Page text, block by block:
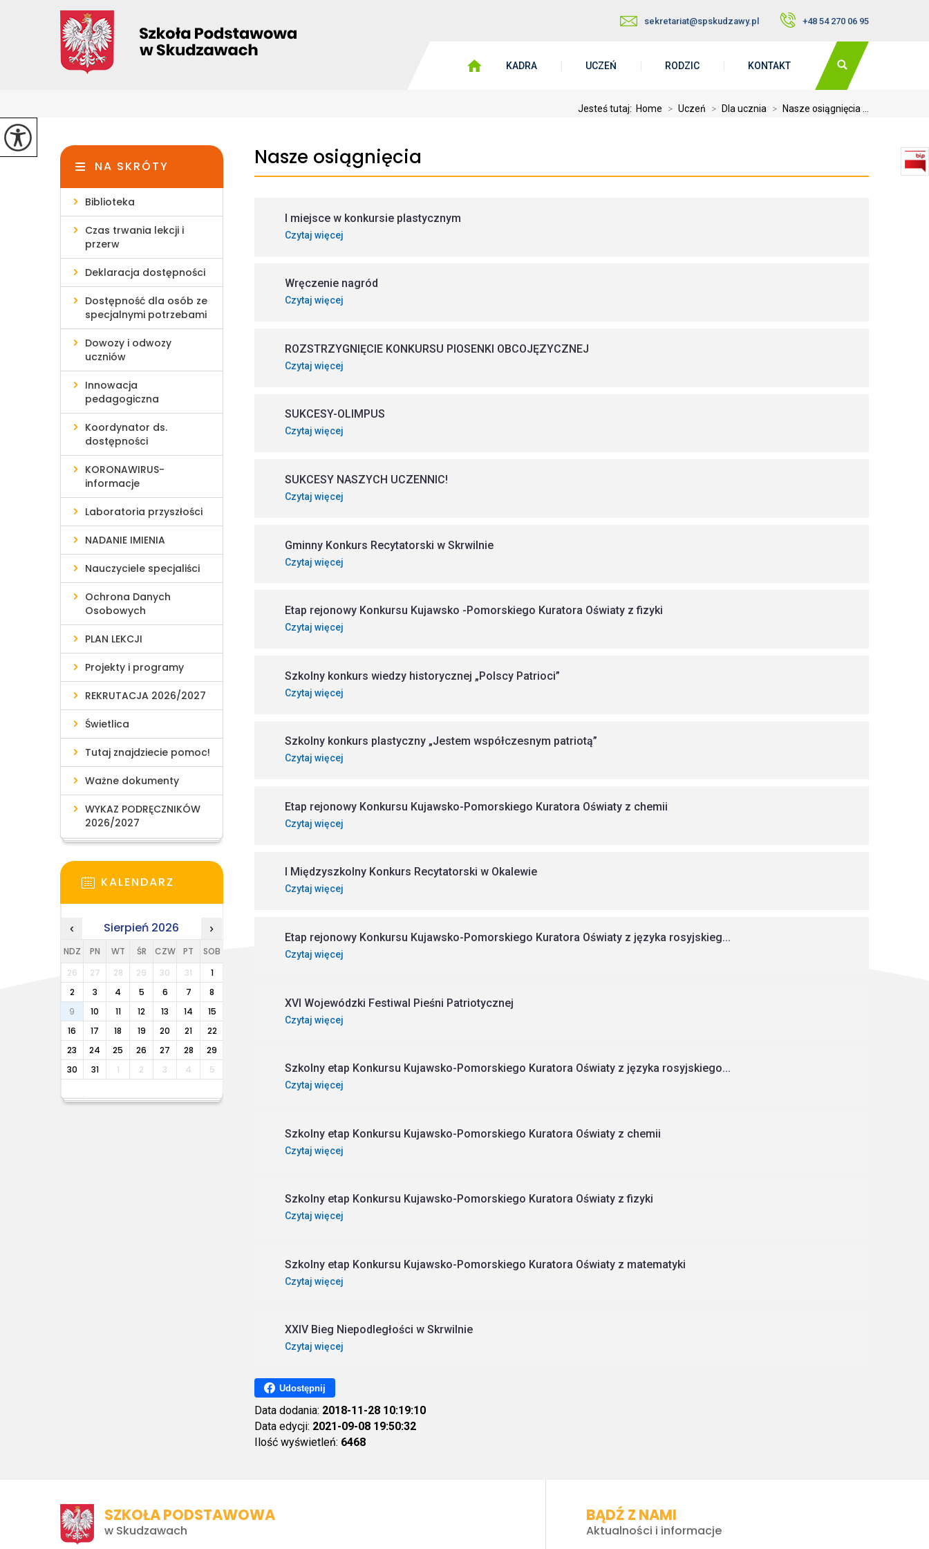
sekretariat@spskudzawy.pl +48 54 270 06 95
KADRA UCZEŃ RODZIC KONTAKT
Jesteś tutaj: Home > Uczeń > Dla ucznia > Nasze osiągnięcia ...
Nasze osiągnięcia
I miejsce w konkursie plastycznym
Czytaj więcej
Wręczenie nagród
Czytaj więcej
ROZSTRZYGNIĘCIE KONKURSU PIOSENKI OBCOJĘZYCZNEJ
Czytaj więcej
SUKCESY-OLIMPUS
Czytaj więcej
SUKCESY NASZYCH UCZENNIC!
Czytaj więcej
Gminny Konkurs Recytatorski w Skrwilnie
Czytaj więcej
Etap rejonowy Konkursu Kujawsko -Pomorskiego Kuratora Oświaty z fizyki
Czytaj więcej
Szkolny konkurs wiedzy historycznej „Polscy Patrioci”
Czytaj więcej
Szkolny konkurs plastyczny „Jestem współczesnym patriotą”
Czytaj więcej
Etap rejonowy Konkursu Kujawsko-Pomorskiego Kuratora Oświaty z chemii
Czytaj więcej
I Międzyszkolny Konkurs Recytatorski w Okalewie
Czytaj więcej
Etap rejonowy Konkursu Kujawsko-Pomorskiego Kuratora Oświaty z języka rosyjskieg...
Czytaj więcej
XVI Wojewódzki Festiwal Pieśni Patriotycznej
Czytaj więcej
Szkolny etap Konkursu Kujawsko-Pomorskiego Kuratora Oświaty z języka rosyjskiego...
Czytaj więcej
Szkolny etap Konkursu Kujawsko-Pomorskiego Kuratora Oświaty z chemii
Czytaj więcej
Szkolny etap Konkursu Kujawsko-Pomorskiego Kuratora Oświaty z fizyki
Czytaj więcej
Szkolny etap Konkursu Kujawsko-Pomorskiego Kuratora Oświaty z matematyki
Czytaj więcej
XXIV Bieg Niepodległości w Skrwilnie
Czytaj więcej
Udostępnij
Data dodania: 2018-11-28 10:19:10
Data edycji: 2021-09-08 19:50:32
Ilość wyświetleń: 6468
NA SKRÓTY
Biblioteka
Czas trwania lekcji i
przerw
Deklaracja dostępności
Dostępność dla osób ze
specjalnymi potrzebami
Dowozy i odwozy
uczniów
Innowacja
pedagogiczna
Koordynator ds.
dostępności
KORONAWIRUS-
informacje
Laboratoria przyszłości
NADANIE IMIENIA
Nauczyciele specjaliści
Ochrona Danych
Osobowych
PLAN LEKCJI
Projekty i programy
REKRUTACJA 2026/2027
Świetlica
Tutaj znajdziecie pomoc!
Ważne dokumenty
WYKAZ PODRĘCZNIKÓW
2026/2027
KALENDARZ
‹ Sierpień 2026 ›
NDZ PN WT ŚR CZW PT
SOB
26
27 28 29 30 31
1
2
3 4 5 6 7
8
9
10 11 12 13 14
15
16
17 18 19 20 21
22
23
24 25 26 27 28
29
30
31 1 2 3 4 5
SZKOŁA PODSTAWOWA
w Skudzawach
BĄDŹ Z NAMI
Aktualności i informacje